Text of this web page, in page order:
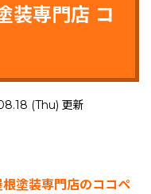
装専門店 コ
(Thu) 更新
塗装専門店のココペ